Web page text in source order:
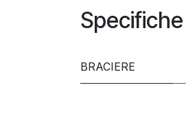
Specifiche
BRACIERE